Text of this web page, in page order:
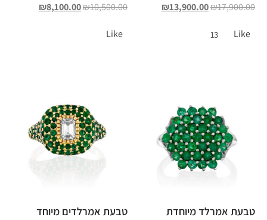
₪17,900.00
₪13,900.00
Like
13
₪10,500.00
₪8,100.00
Like
טבעת אמרלד מיוחדת
טבעת אמרלדים מיוחד